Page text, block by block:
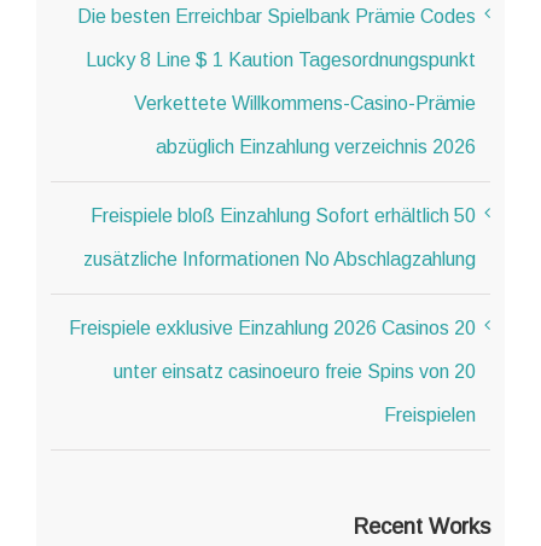
Die besten Erreichbar Spielbank Prämie Codes
Lucky 8 Line $ 1 Kaution Tagesordnungspunkt
Verkettete Willkommens-Casino-Prämie
abzüglich Einzahlung verzeichnis 2026
50 Freispiele bloß Einzahlung Sofort erhältlich
zusätzliche Informationen No Abschlagzahlung
20 Freispiele exklusive Einzahlung 2026 Casinos
unter einsatz casinoeuro freie Spins von 20
Freispielen
Recent Works